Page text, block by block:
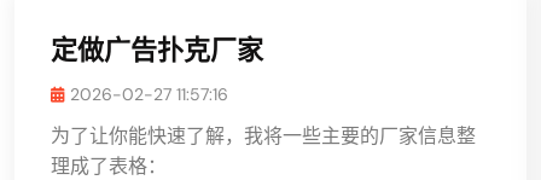
定做广告扑克厂家
2026-02-27 11:57:16
为了让你能快速了解，我将一些主要的厂家信息整
理成了表格：